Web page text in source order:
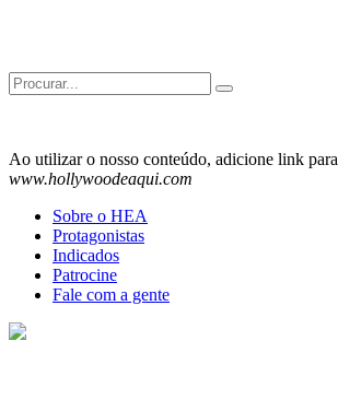
Search
for:
Ao utilizar o nosso conteúdo, adicione link para
www.hollywoodeaqui.com
Sobre o HEA
Protagonistas
Indicados
Patrocine
Fale com a gente